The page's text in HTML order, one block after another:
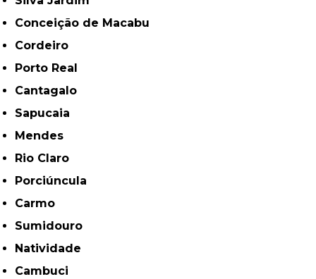
Conceição de Macabu
Cordeiro
Porto Real
Cantagalo
Sapucaia
Mendes
Rio Claro
Porciúncula
Carmo
Sumidouro
Natividade
Cambuci